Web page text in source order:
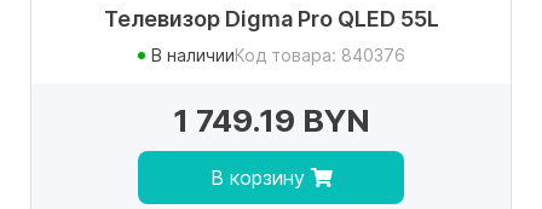
Телевизор Digma Pro QLED 55L
В наличииКод товара: 840376
1 749.19 BYN
В корзину